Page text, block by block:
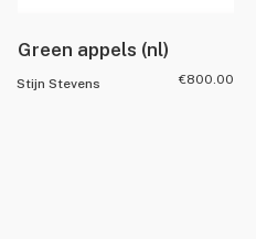
Green appels (nl)
Stijn Stevens €800.00